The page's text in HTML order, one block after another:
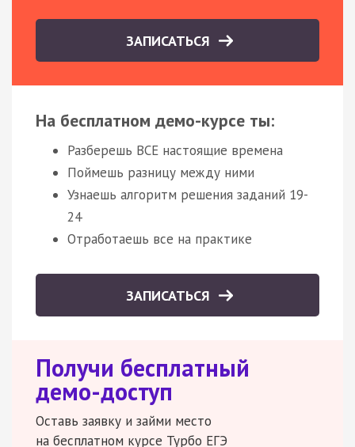
ЗАПИСАТЬСЯ
На бесплатном демо-курсе ты:
Разберешь ВСЕ настоящие времена
Поймешь разницу между ними
Узнаешь алгоритм решения заданий 19-
24
Отработаешь все на практике
ЗАПИСАТЬСЯ
Получи бесплатный
демо-доступ
Оставь заявку и займи место
на бесплатном курсе Турбо ЕГЭ